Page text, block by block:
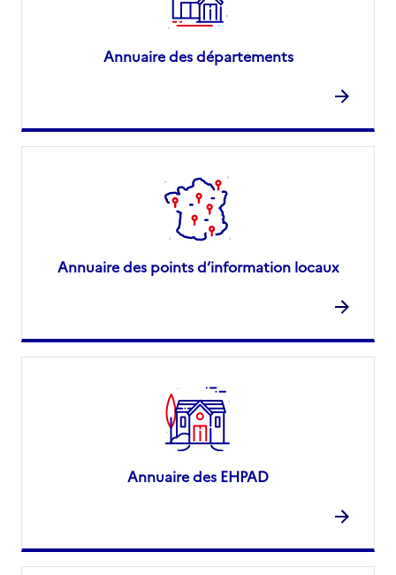
Annuaire des départements
Annuaire des points d’information locaux
Annuaire des EHPAD